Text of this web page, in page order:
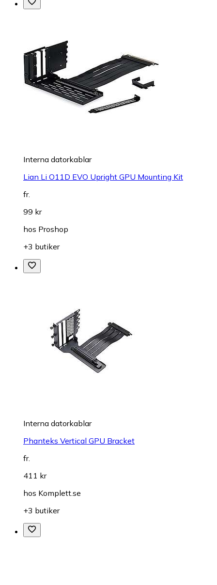
Interna datorkablar
Lian Li O11D EVO Upright GPU Mounting Kit
fr.
99 kr
hos Proshop
+3 butiker
Interna datorkablar
Phanteks Vertical GPU Bracket
fr.
411 kr
hos Komplett.se
+3 butiker